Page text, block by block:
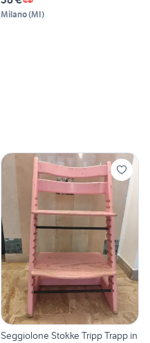
Milano(MI)
Seggiolone Stokke Tripp Trapp in